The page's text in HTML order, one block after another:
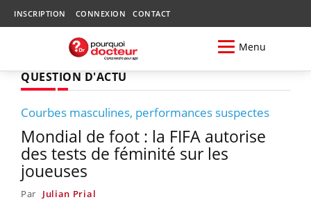
INSCRIPTION CONNEXION CONTACT
Menu
QUESTION D'ACTU
Courbes masculines, performances suspectes
Mondial de foot : la FIFA autorise
des tests de féminité sur les
joueuses
Par Julian Prial